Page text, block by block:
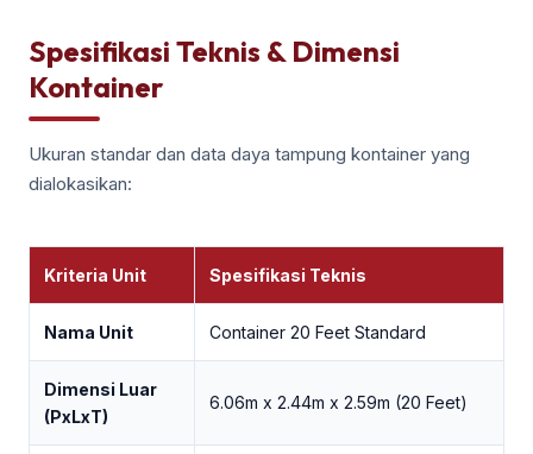
Spesifikasi Teknis & Dimensi
Kontainer
Ukuran standar dan data daya tampung kontainer yang
dialokasikan:
Kriteria Unit Spesifikasi Teknis
Nama Unit Container 20 Feet Standard
Dimensi Luar
(PxLxT)
6.06m x 2.44m x 2.59m (20 Feet)